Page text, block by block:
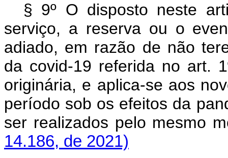
§ 9º O disposto neste
serviço, a reserva ou o
adiado, em razão de não
da covid-19 referida no art.
originária, e aplica-se aos
período sob os efeitos da
ser realizados pelo
14.186, de 2021)